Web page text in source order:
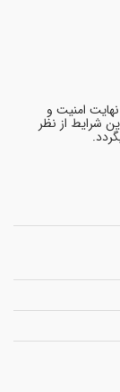
امنیت و
شرایط از نظر